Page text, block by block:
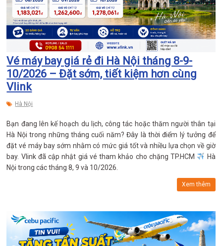
Vé máy bay giá rẻ đi Hà Nội tháng 8-9-
10/2026 – Đặt sớm, tiết kiệm hơn cùng
Vlink
Hà Nội
Bạn đang lên kế hoạch du lịch, công tác hoặc thăm người thân tại
Hà Nội trong những tháng cuối năm? Đây là thời điểm lý tưởng để
đặt vé máy bay sớm nhằm có mức giá tốt và nhiều lựa chọn về giờ
bay. Vlink đã cập nhật giá vé tham khảo cho chặng TP.HCM
Hà
Nội trong các tháng 8, 9 và 10/2026.
Xem thêm